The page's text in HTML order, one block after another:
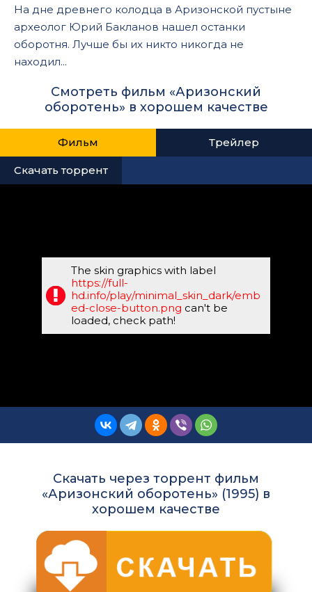
На дне древнего колодца в Аризонской пустыне
археолог Юрий Бакланов нашел останки
оборотня. Лучше бы их никто никогда не
находил...
Смотреть фильм «Аризонский
оборотень» в хорошем качестве
Фильм Трейлер
Скачать торрент
The skin graphics with label
https://full-
hd.info/play/minimal_skin_dark/emb
ed-close-button.png can't be
loaded, check path!
Скачать через торрент фильм
«Аризонский оборотень» (1995) в
хорошем качестве